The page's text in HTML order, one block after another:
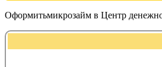
Оформитьмикрозайм в Центр